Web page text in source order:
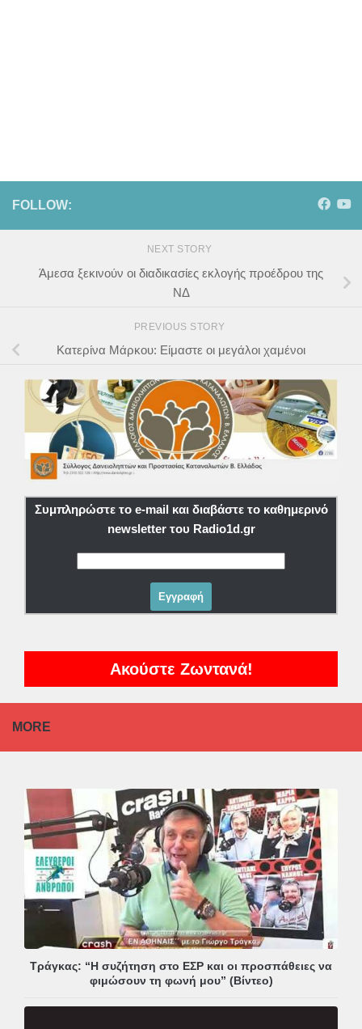
FOLLOW:
NEXT STORY
Άμεσα ξεκινούν οι διαδικασίες εκλογής προέδρου της
ΝΔ
PREVIOUS STORY
Κατερίνα Μάρκου: Είμαστε οι μεγάλοι χαμένοι
Συμπληρώστε το e-mail και διαβάστε το καθημερινό
newsletter του Radio1d.gr
Ακούστε Ζωντανά!
MORE
Τράγκας: “Η συζήτηση στο ΕΣΡ και οι προσπάθειες να
φιμώσουν τη φωνή μου” (Βίντεο)